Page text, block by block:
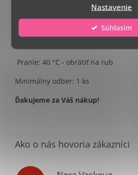
Nastavenie
Súhlasím
Celkový rozmer potlače A4.
Umiestnenie potlače- na stred trička
Pranie: 40 °C -
Minimálny odber: 1 ks
Ďakujeme za Váš nákup!